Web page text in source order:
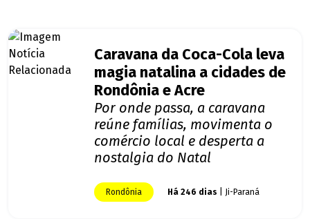
Caravana da Coca-Cola leva
magia natalina a cidades de
Rondônia e Acre
Por onde passa, a caravana
reúne famílias, movimenta o
comércio local e desperta a
nostalgia do Natal
Rondônia Há 246 dias | Ji-Paraná